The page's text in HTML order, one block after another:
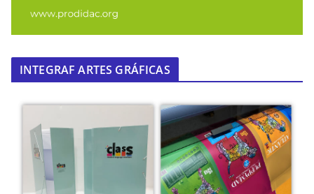
INTEGRAF ARTES GRÁFICAS